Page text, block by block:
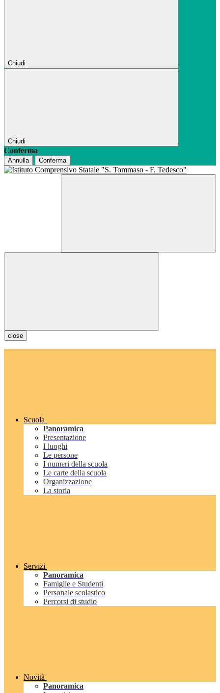
Chiudi
Chiudi
Conferma
Annulla Conferma
close
Scuola
Panoramica
Presentazione
I luoghi
Le persone
I numeri della scuola
Le carte della scuola
Organizzazione
La storia
Servizi
Panoramica
Famiglie e Studenti
Personale scolastico
Percorsi di studio
Novità
Panoramica